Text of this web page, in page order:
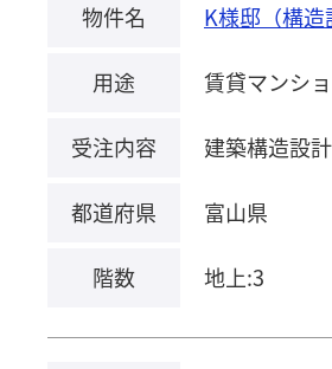
物件名 K様邸（構造
用途 賃貸マンシ
受注内容 建築構造設計
都道府県 富山県
階数 地上:3